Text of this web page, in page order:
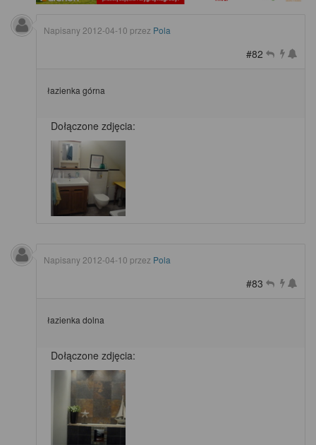
Napisany 2012-04-10 przez Pola
#82
łazienka górna
Dołączone zdjęcia:
Napisany 2012-04-10 przez Pola
#83
łazienka dolna
Dołączone zdjęcia: